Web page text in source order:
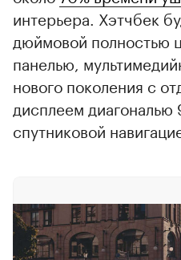
интерьера. Хэтчбек
дюймовой полностью
панелью,
нового поколения с
дисплеем
спутниковой